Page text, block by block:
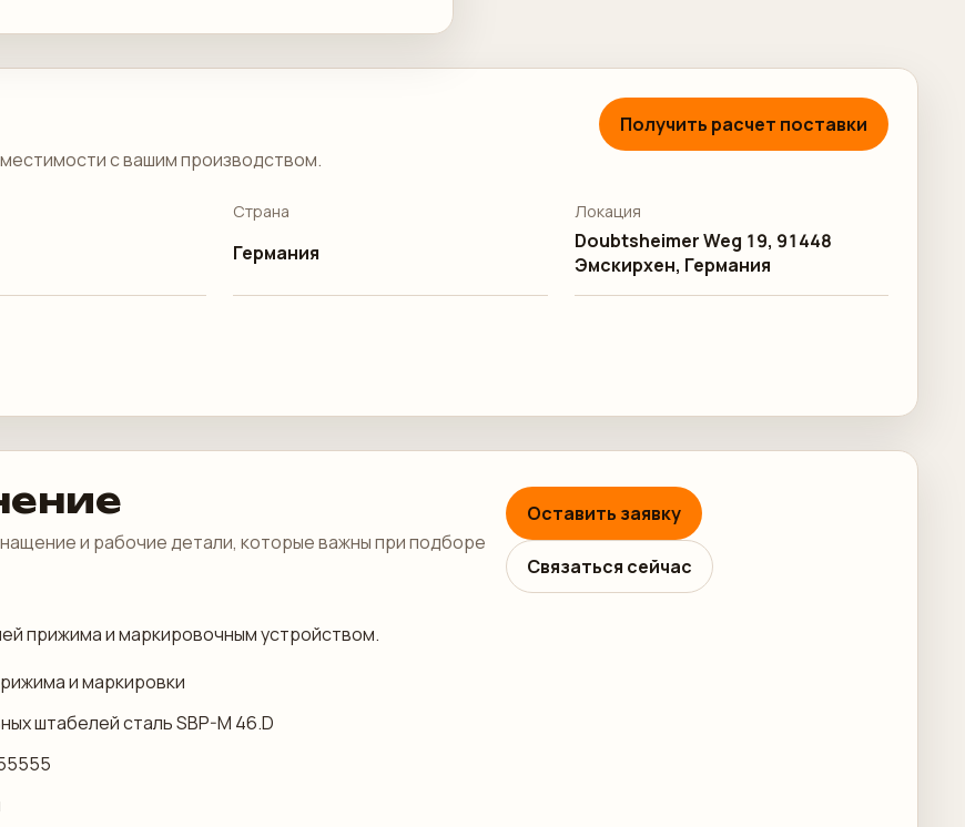
с вашим производством.
Получить расчет поставки
Страна
Германия
Локация
Doubtsheimer Weg 19, 91448
Эмскирхен, Германия
и рабочие детали, которые важны при подборе
Оставить заявку
Связаться сейчас
прижима и маркировочным устройством.
и маркировки
штабелей сталь SBP-M 46.D